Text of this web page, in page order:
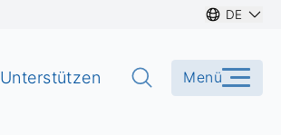
DE
Unterstützen Menü